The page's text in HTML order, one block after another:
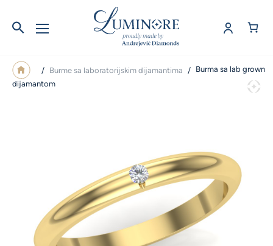
/ Burme sa laboratorijskim dijamantima / Burma sa lab grown
dijamantom